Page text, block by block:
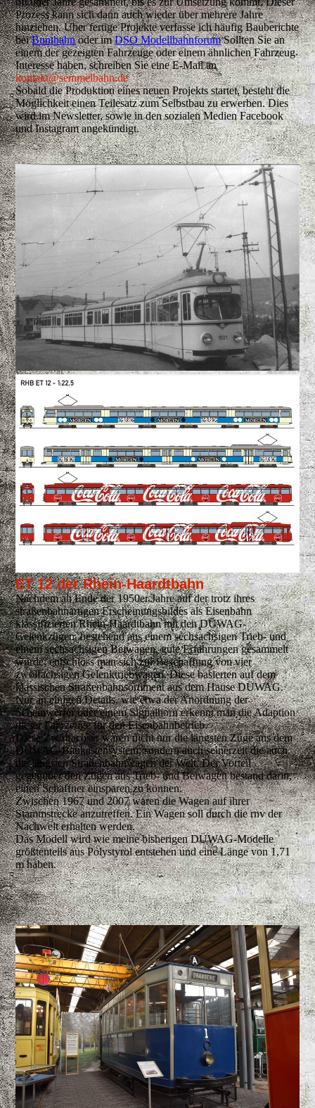
Prozess kann sich dann auch wieder über mehrere Jahre
hinziehen. Über fertige Projekte verfasse ich häufig Bauberichte
beiBuntbahnoder imDSO ModellbahnforumSollten Sie an
einem der gezeigten Fahrzeuge oder einem ähnlichen Fahrzeug
Interesse haben, schreiben Sie eine E-Mail an
kontakt@semmelbahn.de
Sobald die Produktion eines neuen Projekts startet, besteht die
Möglichkeit einen Teilesatz zum Selbstbau zu erwerben. Dies
wird im Newsletter, sowie in den sozialen Medien Facebook
und Instagram angekündigt.
ET 12 der Rhein-Haardtbahn
Nachdem ab Ende der 1950er Jahre auf der trotz ihres
straßenbahnartigen Erscheinungsbildes als Eisenbahn
klassifizierten Rhein-Haardtbahn mit den DÜWAG-
Gelenkzügen, bestehend aus einem sechsachsigen Trieb- und
einem sechsachsigen Beiwagen, gute Erfahrungen gesammelt
wurde, entschloss man sich zur Beschaffung von vier
zwölfachsigen Gelenktriebwagen. Diese basierten auf dem
klassischen Straßenbahnsortiment aus dem Hause DÜWAG.
Nur an einigen Details, wie etwa der Anordnung der
Scheinwerfer oder einem Signalhorn erkennt man die Adaption
dieser Fahrzeuge für den Eisenbahnbetrieb.
Diese Zwölfachser waren nicht nur die längsten Züge aus dem
DÜWAG-Baukastensystem, sondern auch seinerzeit die auch
die längsten Straßenbahnwagen der Welt. Der Vorteil
gegenüber den Zügen aus Trieb- und Beiwagen bestand darin,
einen Schaffner einsparen zu können.
Zwischen 1967 und 2007 waren die Wagen auf ihrer
Stammstrecke anzutreffen. Ein Wagen soll durch die rnv der
Nachwelt erhalten werden.
Das Modell wird wie meine bisherigen DÜWAG-Modelle
größtenteils aus Polystyrol entstehen und eine Länge von 1,71
m haben.